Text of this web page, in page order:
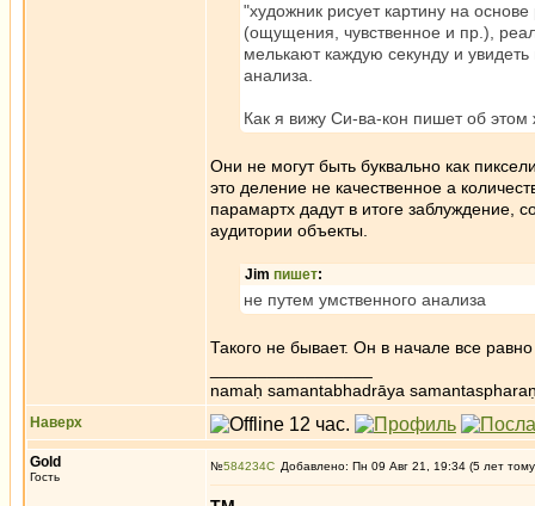
"художник рисует картину на
(ощущения, чувственное и пр.),
мелькают каждую секунду и
анализа.
Как я вижу Си-ва-кон пишет об этом
Они не могут быть буквально как
это деление не качественное а
парамартх дадут в итоге заблуждение,
аудитории объекты.
Jim пишет:
не путем умственного анализа
Такого не бывает. Он в начале все
namaḥ samantabhadrāya
Наверх
Gold
Гость
№584234 Добавлено: Пн 09 Авг 21, 19:34 (5 лет